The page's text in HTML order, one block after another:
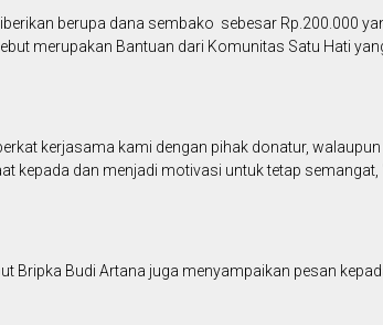
berupa dana sembako sebesar Rp.200.000
merupakan Bantuan dari Komunitas Satu Hati
kerjasama kami dengan pihak donatur,
kepada dan menjadi motivasi untuk tetap semangat,
Bripka Budi Artana juga menyampaikan pesan